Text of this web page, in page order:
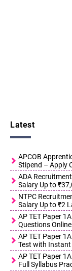
Latest
APCOB
Stipend – Apply
ADA
Salary Up to
NTPC
Salary Up to ₹2
AP TET Paper
Questions
AP TET Paper
Test with
AP TET Paper
Full Syllabus